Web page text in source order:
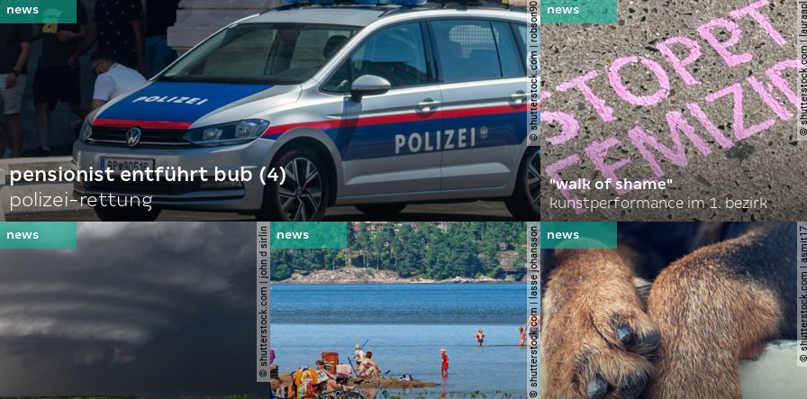
© shutterstock.com | robson90
pensionist entführt bub (4)
polizei-rettung
©
"walk of shame"
kunstperformance im 1. bezirk
© shutterstock.com | john d sirlin © shutterstock.com | lasse johansson ©